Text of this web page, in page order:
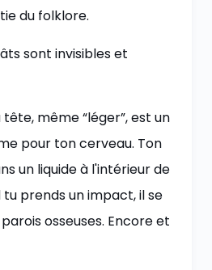
du folklore.
sont invisibles et
même “léger”, est un
pour ton cerveau. Ton
un liquide à l'intérieur de
prends un impact, il se
osseuses. Encore et